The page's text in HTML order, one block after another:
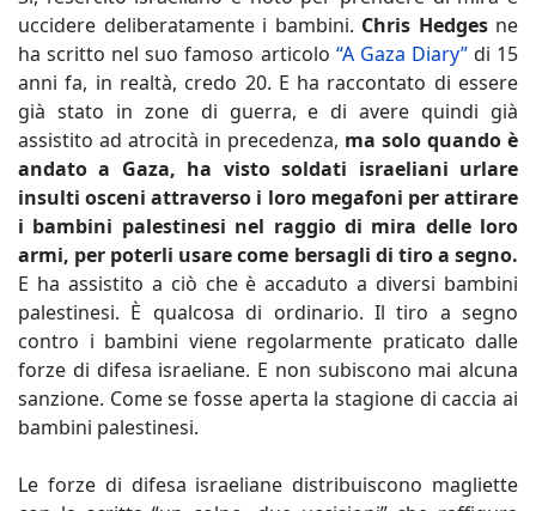
uccidere deliberatamente i bambini. Chris Hedgesne
ha scritto nel suo famoso articolo “A Gaza Diary”di 15
anni fa, in realtà, credo 20. E ha raccontato di essere
già stato in zone di guerra, e di avere quindi già
assistito ad atrocità in precedenza, ma solo quando è
andato a Gaza, ha visto soldati israeliani urlare
insulti osceni attraverso i loro megafoni per attirare
i bambini palestinesi nel raggio di mira delle loro
armi, per poterli usare come bersagli di tiro a segno.
E ha assistito a ciò che è accaduto a diversi bambini
palestinesi. È qualcosa di ordinario. Il tiro a segno
contro i bambini viene regolarmente praticato dalle
forze di difesa israeliane. E non subiscono mai alcuna
sanzione. Come se fosse aperta la stagione di caccia ai
bambini palestinesi.
Le forze di difesa israeliane distribuiscono magliette